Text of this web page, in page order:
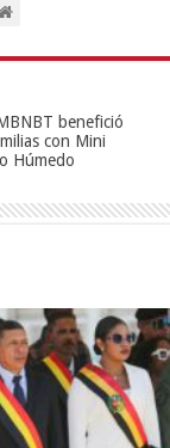
benefició
con Mini
Húmedo